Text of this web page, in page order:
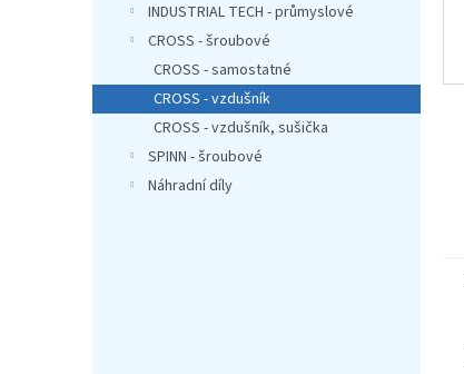
INDUSTRIAL TECH - průmyslové
CROSS - šroubové
CROSS - samostatné
CROSS - vzdušník
CROSS - vzdušník, sušička
SPINN - šroubové
Náhradní díly